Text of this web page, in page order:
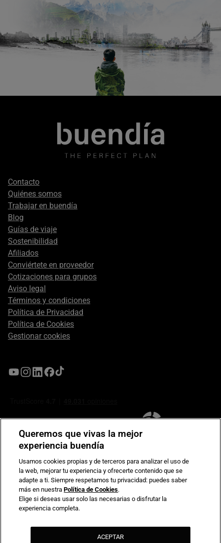
Footer
secondary
Contacto
Quiénes somos
Trabajar en buendía
Blog
Guías de viaje
Sostenibilidad
Afiliados
Conviértete en proveedor
Cotizaciones para grupos
Aviso legal
Términos y condiciones
Política de Privacidad
Política de Cookies
Gestionar cookies
Compromiso de seguridad en pagos electrónicos
Queremos que vivas la mejor
experiencia buendía
Usamos cookies propias y de terceros para analizar el uso de
la web, mejorar tu experiencia y ofrecerte contenido que se
adapte a ti. Siempre respetamos tu privacidad: puedes saber
más en nuestraPolítica de Cookies.
Elige si deseas usar solo las necesarias o disfrutar la
experiencia completa.
ACEPTAR